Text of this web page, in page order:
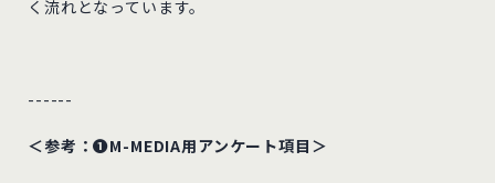
く流れとなっています。
------
＜参考：❶M-MEDIA用アンケート項目＞